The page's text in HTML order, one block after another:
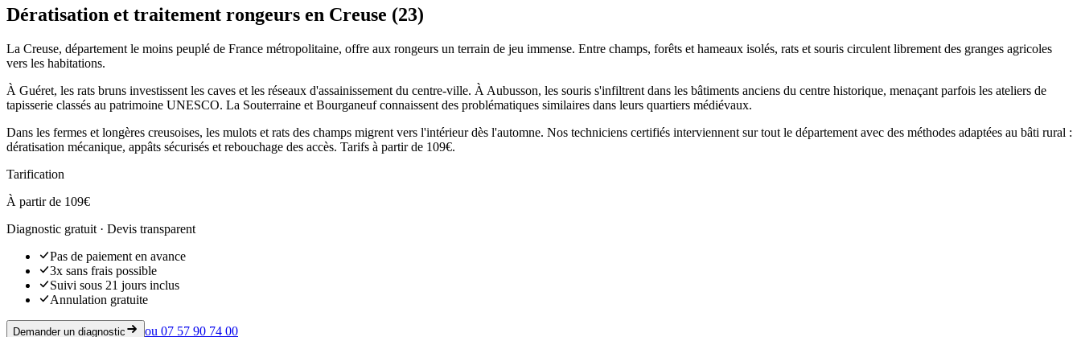
Dératisation et traitement rongeurs en Creuse (23)
La Creuse, département le moins peuplé de France métropolitaine, offre aux rongeurs un terrain de jeu immense. Entre champs, forêts et hameaux isolés, rats et souris circulent librement des granges agricoles
vers les habitations.
À Guéret, les rats bruns investissent les caves et les réseaux d'assainissement du centre-ville. À Aubusson, les souris s'infiltrent dans les bâtiments anciens du centre historique, menaçant parfois les ateliers de
tapisserie classés au patrimoine UNESCO. La Souterraine et Bourganeuf connaissent des problématiques similaires dans leurs quartiers médiévaux.
Dans les fermes et longères creusoises, les mulots et rats des champs migrent vers l'intérieur dès l'automne. Nos techniciens certifiés interviennent sur tout le département avec des méthodes adaptées au bâti rural :
dératisation mécanique, appâts sécurisés et rebouchage des accès. Tarifs à partir de 109€.
Tarification
À partir de 109€
Diagnostic gratuit · Devis transparent
Pas de paiement en avance
3x sans frais possible
Suivi sous 21 jours inclus
Annulation gratuite
Demander un diagnostic ou 07 57 90 74 00